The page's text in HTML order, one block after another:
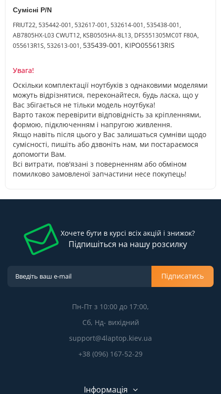
Сумісні P/N
FRIUT22, 535442-001, 532617-001, 532614-001, 535438-001,
AB7805HX-L03 CWUT12, KSB0505HA-8L13, DFS551305MC0T F80A,
055613R1S, 532613-001, 535439-001, KIPO055613RIS
Увага!
Оскільки комплектації ноутбуків з однаковими моделями
можуть відрізнятися, переконайтеся, будь ласка, що у
Вас збігається не тільки модель ноутбука!
Варто також перевірити відповідність за кріпленнями,
формою, підключенням і напругою живлення.
Якщо навіть після цього у Вас залишаться сумніви щодо
сумісності, пишіть або дзвоніть нам, ми постараємося
допомогти Вам.
Всі витрати, пов'язані з поверненням або обміном
помилково замовленої запчастини несе покупець!
Хочете бути в курсі всіх акцій і знижок?
Підпишіться на нашу розсилку
Підписатись
Пн-Пт з 10:00 до 17:00,
Сб, Нд- вихідний
support@4laptop.kiev.ua
+38 (096) 167-52-29
Інформація